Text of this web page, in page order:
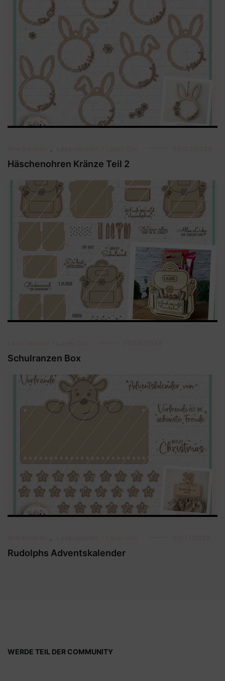
Häschenohren Kränze Teil 2
Schulranzen Box
Rudolphs Adventskalender
WERDE TEIL DER COMMUNITY